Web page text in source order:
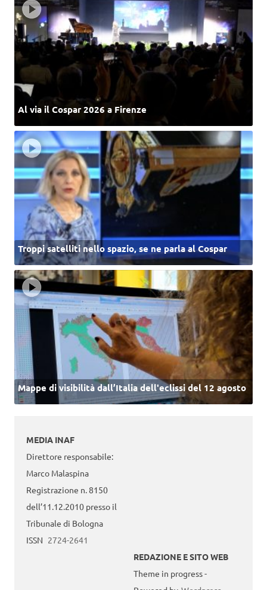
Al via il Cospar 2026 a Firenze
Troppi satelliti nello spazio, se ne parla al Cospar
Mappe di visibilità dall’Italia dell'eclissi del 12 agosto
MEDIA INAF
Direttore responsabile:
Marco Malaspina
Registrazione n. 8150
dell’11.12.2010 presso il
Tribunale di Bologna
ISSN 2724-2641
REDAZIONE E SITO WEB
Theme in progress -